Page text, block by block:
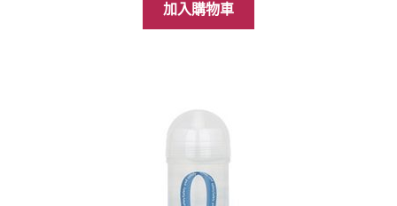
價
格：
格：
加入購物車